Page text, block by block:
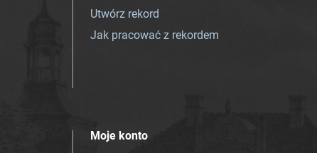
Utwórz rekord
Jak pracować z rekordem
Moje konto